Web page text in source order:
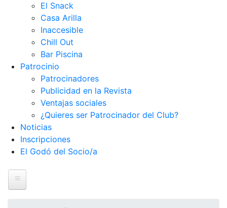
El Snack
Casa Arilla
Inaccesible
Chill Out
Bar Piscina
Patrocinio
Patrocinadores
Publicidad en la Revista
Ventajas sociales
¿Quieres ser Patrocinador del Club?
Noticias
Inscripciones
El Godó del Socio/a